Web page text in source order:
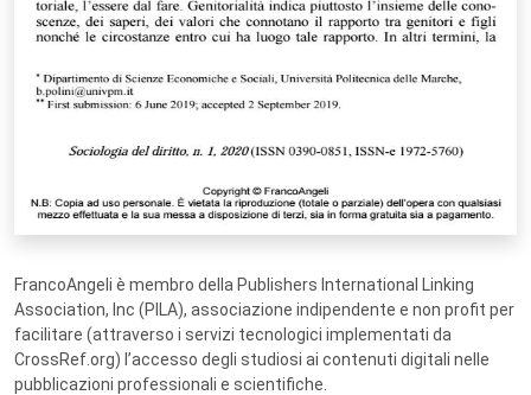
FrancoAngeli è membro della Publishers International Linking
Association, Inc (PILA), associazione indipendente e non profit per
facilitare (attraverso i servizi tecnologici implementati da
CrossRef.org) l’accesso degli studiosi ai contenuti digitali nelle
pubblicazioni professionali e scientifiche.